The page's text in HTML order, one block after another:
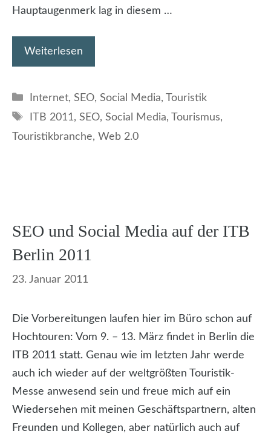
Hauptaugenmerk lag in diesem …
Weiterlesen
Kategorien
Internet, SEO, Social Media, Touristik
Schlagwörter
ITB 2011, SEO, Social Media, Tourismus,
Touristikbranche, Web 2.0
SEO und Social Media auf der ITB
Berlin 2011
23. Januar 2011
Die Vorbereitungen laufen hier im Büro schon auf
Hochtouren: Vom 9. – 13. März findet in Berlin die
ITB 2011 statt. Genau wie im letzten Jahr werde
auch ich wieder auf der weltgrößten Touristik-
Messe anwesend sein und freue mich auf ein
Wiedersehen mit meinen Geschäftspartnern, alten
Freunden und Kollegen, aber natürlich auch auf